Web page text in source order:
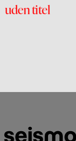
uden titel